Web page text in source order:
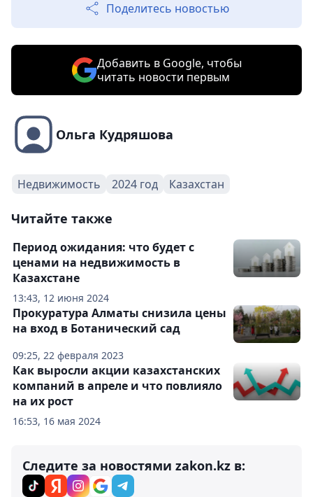
Поделитесь новостью
Добавить в Google, чтобы
читать новости первым
Ольга Кудряшова
Недвижимость 2024 год Казахстан
Читайте также
13:43, 12 июня 2024
Период ожидания: что будет с
ценами на недвижимость в
Казахстане
09:25, 22 февраля 2023
Прокуратура Алматы снизила цены
на вход в Ботанический сад
16:53, 16 мая 2024
Как выросли акции казахстанских
компаний в апреле и что повлияло
на их рост
Следите за новостями zakon.kz в: